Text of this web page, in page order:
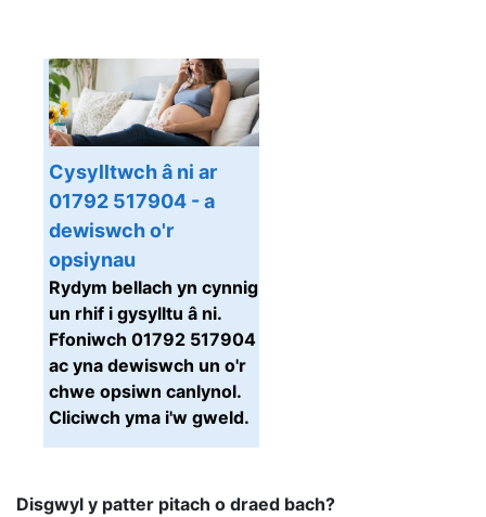
Cysylltwch â ni ar
01792 517904 - a
dewiswch o'r
opsiynau
Rydym bellach yn cynnig
un rhif i gysylltu â ni.
Ffoniwch 01792 517904
ac yna dewiswch un o'r
chwe opsiwn canlynol.
Cliciwch yma i'w gweld.
Disgwyl y patter pitach o draed bach?